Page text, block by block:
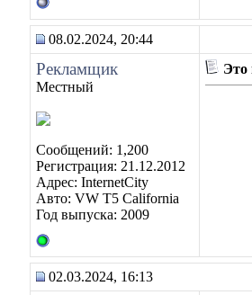
08.02.2024, 20:44
Рекламщик
Местный
Сообщений: 1,200
Регистрация: 21.12.2012
Адрес: InternetCity
Авто: VW T5 California
Год выпуска: 2009
Это
02.03.2024, 16:13